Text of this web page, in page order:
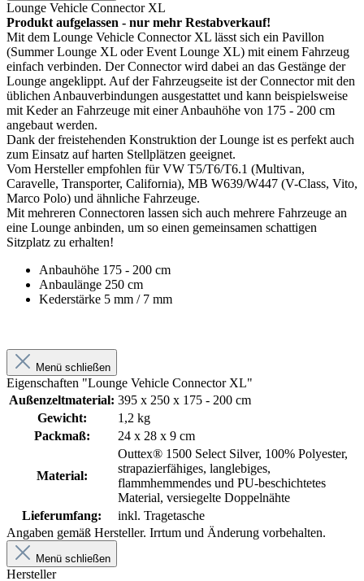
Lounge Vehicle Connector XL
Produkt aufgelassen - nur mehr Restabverkauf!
Mit dem Lounge Vehicle Connector XL lässt sich ein Pavillon
(Summer Lounge XL oder Event Lounge XL) mit einem Fahrzeug
einfach verbinden. Der Connector wird dabei an das Gestänge der
Lounge angeklippt. Auf der Fahrzeugseite ist der Connector mit den
üblichen Anbauverbindungen ausgestattet und kann beispielsweise
mit Keder an Fahrzeuge mit einer Anbauhöhe von 175 - 200 cm
angebaut werden.
Dank der freistehenden Konstruktion der Lounge ist es perfekt auch
zum Einsatz auf harten Stellplätzen geeignet.
Vom Hersteller empfohlen für VW T5/T6/T6.1 (Multivan,
Caravelle, Transporter, California), MB W639/W447 (V-Class, Vito,
Marco Polo) und ähnliche Fahrzeuge.
Mit mehreren Connectoren lassen sich auch mehrere Fahrzeuge an
eine Lounge anbinden, um so einen gemeinsamen schattigen
Sitzplatz zu erhalten!
Anbauhöhe 175 - 200 cm
Anbaulänge 250 cm
Kederstärke 5 mm / 7 mm
Menü schließen
Eigenschaften "Lounge Vehicle Connector XL"
Außenzeltmaterial: 395 x 250 x 175 - 200 cm
Gewicht:
1,2 kg
Packmaß:
24 x 28 x 9 cm
Material:
Outtex® 1500 Select Silver, 100% Polyester,
strapazierfähiges, langlebiges,
flammhemmendes und PU-beschichtetes
Material, versiegelte Doppelnähte
Lieferumfang:
inkl. Tragetasche
Angaben gemäß Hersteller. Irrtum und Änderung vorbehalten.
Menü schließen
Hersteller